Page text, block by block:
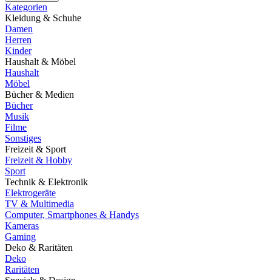
Kategorien
Kleidung & Schuhe
Damen
Herren
Kinder
Haushalt & Möbel
Haushalt
Möbel
Bücher & Medien
Bücher
Musik
Filme
Sonstiges
Freizeit & Sport
Freizeit & Hobby
Sport
Technik & Elektronik
Elektrogeräte
TV & Multimedia
Computer, Smartphones & Handys
Kameras
Gaming
Deko & Raritäten
Deko
Raritäten